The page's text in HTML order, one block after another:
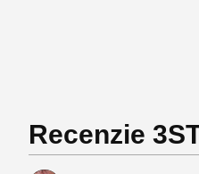
Recenzie